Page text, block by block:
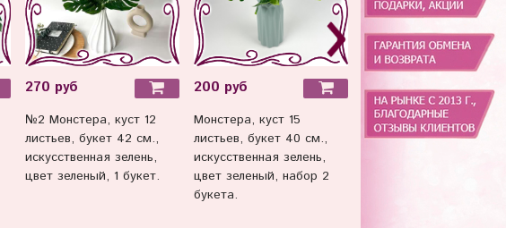
270 руб
№2 Монстера, куст 12
листьев, букет 42 см.,
искусственная зелень,
цвет зеленый, 1 букет.
200 руб
Монстера, куст 15
листьев, букет 40 см.,
искусственная зелень,
цвет зеленый, набор 2
букета.
125 руб
Монстера, лист на
стебле, зелень